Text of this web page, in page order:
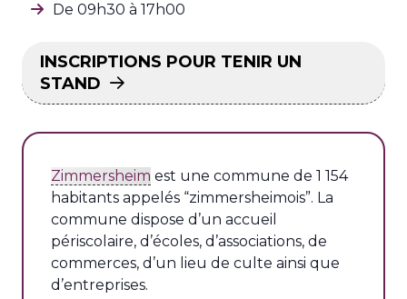
De 09h30 à 17h00
INSCRIPTIONS POUR TENIR UN
STAND
Zimmersheim est une commune de 1 154
habitants appelés “zimmersheimois”. La
commune dispose d’un accueil
périscolaire, d’écoles, d’associations, de
commerces, d’un lieu de culte ainsi que
d’entreprises.